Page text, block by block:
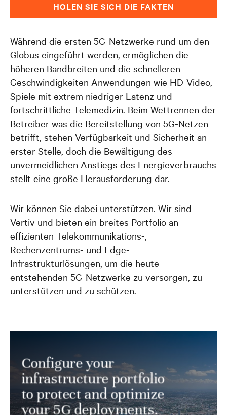
HOLEN SIE SICH DIE FAKTEN
Während die ersten 5G-Netzwerke rund um den
Globus eingeführt werden, ermöglichen die
höheren Bandbreiten und die schnelleren
Geschwindigkeiten Anwendungen wie HD-Video,
Spiele mit extrem niedriger Latenz und
fortschrittliche Telemedizin. Beim Wettrennen der
Betreiber was die Bereitstellung von 5G-Netzen
betrifft, stehen Verfügbarkeit und Sicherheit an
erster Stelle, doch die Bewältigung des
unvermeidlichen Anstiegs des Energieverbrauchs
stellt eine große Herausforderung dar.
Wir können Sie dabei unterstützen. Wir sind
Vertiv und bieten ein breites Portfolio an
effizienten Telekommunikations-,
Rechenzentrums- und Edge-
Infrastrukturlösungen, um die heute
entstehenden 5G-Netzwerke zu versorgen, zu
unterstützen und zu schützen.